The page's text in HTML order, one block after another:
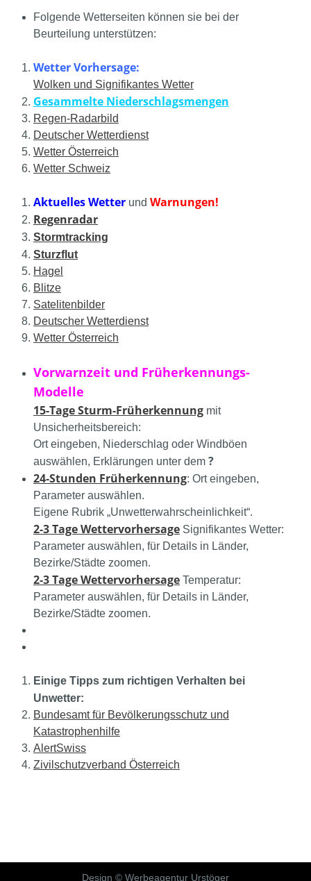
Folgende Wetterseiten können sie bei der
Beurteilung unterstützen:
Wetter Vorhersage:
Wolken und Signifikantes Wetter
Gesammelte Niederschlagsmengen
Regen-Radarbild
Deutscher Wetterdienst
Wetter Österreich
Wetter Schweiz
Aktuelles Wetter und Warnungen!
Regenradar
Stormtracking
Sturzflut
Hagel
Blitze
Satelitenbilder
Deutscher Wetterdienst
Wetter Österreich
Vorwarnzeit und Früherkennungs-
Modelle
15-Tage Sturm-Früherkennung mit
Unsicherheitsbereich:
Ort eingeben, Niederschlag oder Windböen
auswählen, Erklärungen unter dem ?
24-Stunden Früherkennung: Ort eingeben,
Parameter auswählen.
Eigene Rubrik „Unwetterwahrscheinlichkeit“.
2-3 Tage Wettervorhersage Signifikantes Wetter:
Parameter auswählen, für Details in Länder,
Bezirke/Städte zoomen.
2-3 Tage Wettervorhersage Temperatur:
Parameter auswählen, für Details in Länder,
Bezirke/Städte zoomen.
Einige Tipps zum richtigen Verhalten bei
Unwetter:
Bundesamt für Bevölkerungsschutz und
Katastrophenhilfe
AlertSwiss
Zivilschutzverband Österreich
Design © Werbeagentur Urstöger